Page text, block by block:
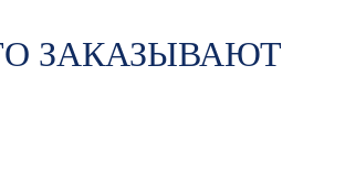
ЗАКАЗЫВАЮТ